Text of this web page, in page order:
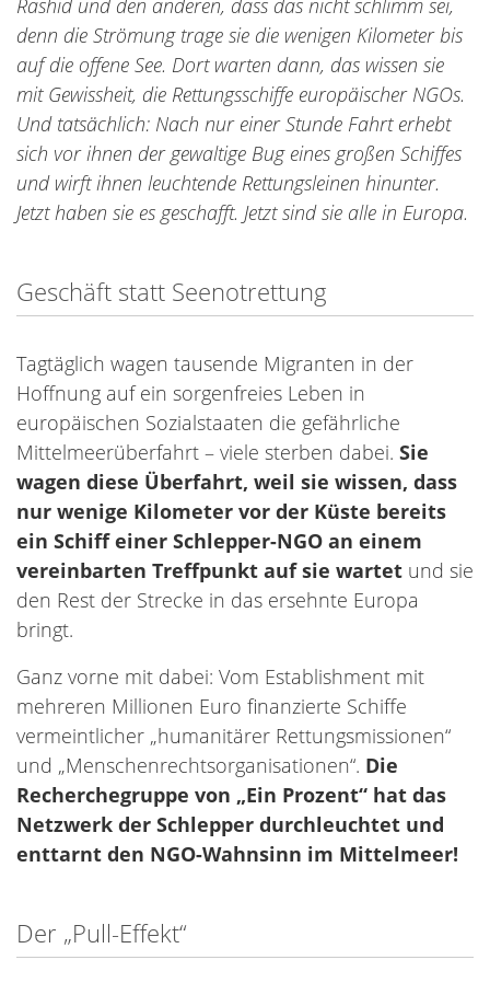
Rashid und den anderen, dass das nicht schlimm sei,
denn die Strömung trage sie die wenigen Kilometer bis
auf die offene See. Dort warten dann, das wissen sie
mit Gewissheit, die Rettungsschiffe europäischer NGOs.
Und tatsächlich: Nach nur einer Stunde Fahrt erhebt
sich vor ihnen der gewaltige Bug eines großen Schiffes
und wirft ihnen leuchtende Rettungsleinen hinunter.
Jetzt haben sie es geschafft. Jetzt sind sie alle in Europa.
Geschäft statt Seenotrettung
Tagtäglich wagen tausende Migranten in der
Hoffnung auf ein sorgenfreies Leben in
europäischen Sozialstaaten die gefährliche
Mittelmeerüberfahrt – viele sterben dabei. Sie
wagen diese Überfahrt, weil sie wissen, dass
nur wenige Kilometer vor der Küste bereits
ein Schiff einer Schlepper-NGO an einem
vereinbarten Treffpunkt auf sie wartet und sie
den Rest der Strecke in das ersehnte Europa
bringt.
Ganz vorne mit dabei: Vom Establishment mit
mehreren Millionen Euro finanzierte Schiffe
vermeintlicher „humanitärer Rettungsmissionen“
und „Menschenrechtsorganisationen“. Die
Recherchegruppe von „Ein Prozent“ hat das
Netzwerk der Schlepper durchleuchtet und
enttarnt den NGO-Wahnsinn im Mittelmeer!
Der „Pull-Effekt“